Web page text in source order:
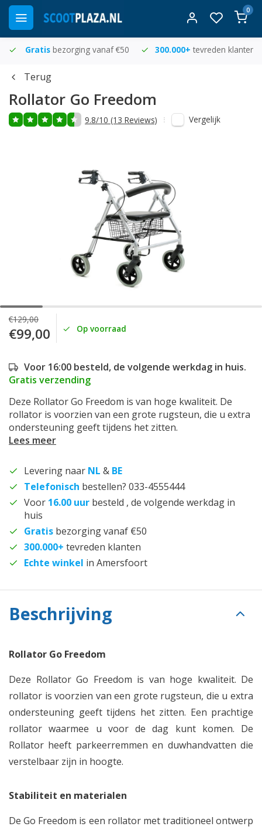
0
Gratis bezorging vanaf €50 300.000+ tevreden klanten
Terug
Rollator Go Freedom
9.8/10 (13 Reviews) Vergelijk
€129,00
€99,00 Op voorraad
Voor 16:00 besteld, de volgende werkdag in huis.
Gratis verzending
Deze Rollator Go Freedom is van hoge kwaliteit. De
rollator is voorzien van een grote rugsteun, die u extra
ondersteuning geeft tijdens het zitten.
Lees meer
Levering naar NL & BE
Telefonisch bestellen? 033-4555444
Voor 16.00 uur besteld , de volgende werkdag in
huis
Gratis bezorging vanaf €50
300.000+ tevreden klanten
Echte winkel in Amersfoort
Beschrijving
Rollator Go Freedom
Deze Rollator Go Freedom is van hoge kwaliteit. De
rollator is voorzien van een grote rugsteun, die u extra
ondersteuning geeft tijdens het zitten. Een prachtige
rollator waarmee u voor de dag kunt komen. De
Rollator heeft parkeerremmen en duwhandvatten die
verstelbaar zijn in hoogte.
Stabiliteit en materialen
De Go Freedom is een rollator met traditioneel ontwerp